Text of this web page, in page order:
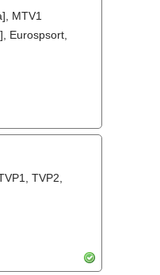
MTV1
Eurospsort,
TVP2,